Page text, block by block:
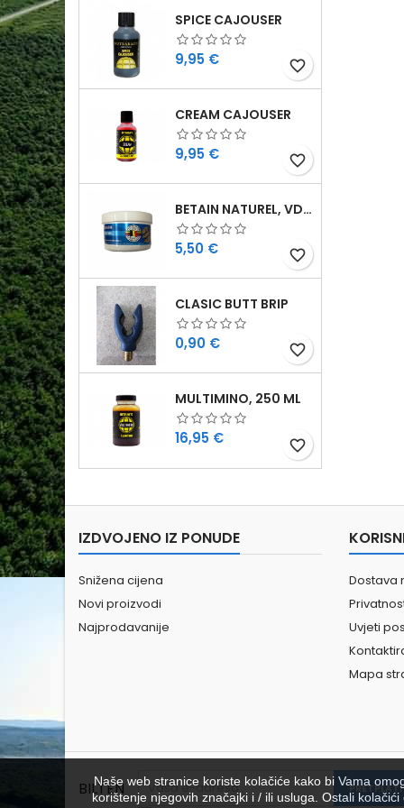
SPICE CAJOUSER
Cijena
9,95 € favorite_border
CREAM CAJOUSER
Cijena
9,95 € favorite_border
BETAIN NATUREL, VDE, 100 GR
Cijena
5,50 € favorite_border
CLASIC BUTT BRIP
Cijena
0,90 € favorite_border
MULTIMINO, 250 ML
Cijena
16,95 € favorite_border
IZDVOJENO IZ PONUDE
Snižena cijena
Novi proizvodi
Najprodavanije
Dostava
Uvjeti
Mapa
Naše web stranice koriste kolačiće kako bi Vama
korištenje njegovih značajki i / ili usluga. Ostali
BILTEN